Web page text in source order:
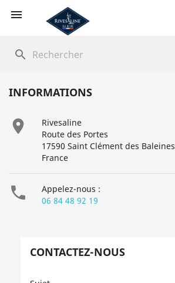

search
INFORMATIONS

Rivesaline
Route des Portes
17590 Saint Clément des Baleines
France

Appelez-nous :
06 84 48 92 19
CONTACTEZ-NOUS